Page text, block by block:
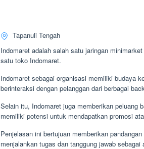
Tapanuli Tengah
Indomaret adalah salah satu jaringan
satu toko Indomaret.
Indomaret sebagai organisasi memiliki budaya
berinteraksi dengan pelanggan dari berbagai
Selain itu, Indomaret juga memberikan peluang
memiliki potensi untuk mendapatkan promosi
Penjelasan ini bertujuan memberikan
menjalankan tugas dan tanggung jawab sebagai